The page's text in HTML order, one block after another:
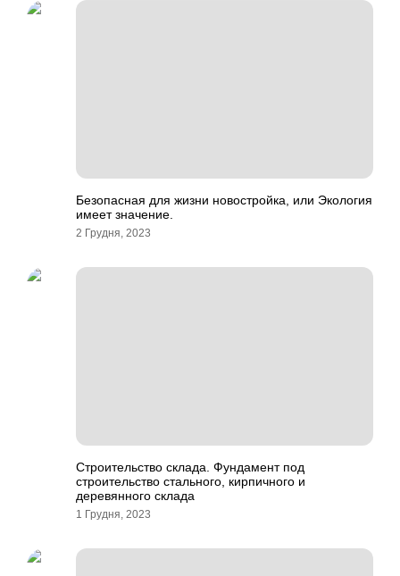
Безопасная для жизни новостройка, или Экология
имеет значение.
2 Грудня, 2023
Строительство склада. Фундамент под
строительство стального, кирпичного и
деревянного склада
1 Грудня, 2023